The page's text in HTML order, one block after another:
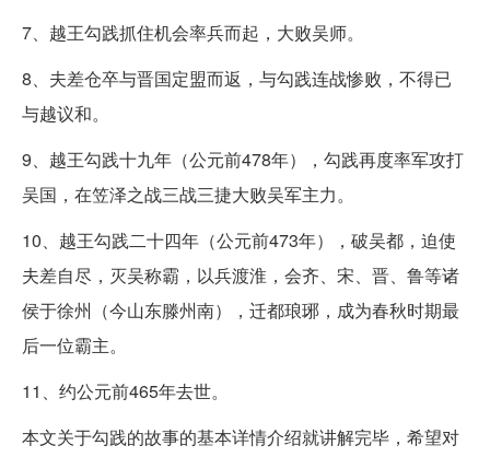
7、越王勾践抓住机会率兵而起，大败吴师。
8、夫差仓卒与晋国定盟而返，与勾践连战惨败，不得已
与越议和。
9、越王勾践十九年（公元前478年），勾践再度率军攻打
吴国，在笠泽之战三战三捷大败吴军主力。
10、越王勾践二十四年（公元前473年），破吴都，迫使
夫差自尽，灭吴称霸，以兵渡淮，会齐、宋、晋、鲁等诸
侯于徐州（今山东滕州南），迁都琅琊，成为春秋时期最
后一位霸主。
11、约公元前465年去世。
本文关于勾践的故事的基本详情介绍就讲解完毕，希望对